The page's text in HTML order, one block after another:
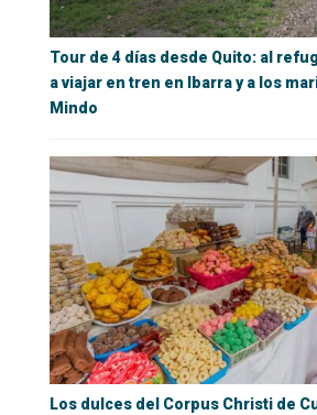
Tour de 4 días desde Quito: al
a viajar en tren en Ibarra y a los
Mindo
Los dulces del Corpus Christi de